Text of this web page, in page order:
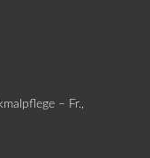
– Fr.,